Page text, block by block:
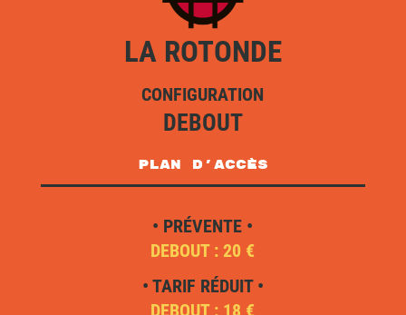
LA ROTONDE
CONFIGURATION
DEBOUT
plan d'accès
• PRÉVENTE •
DEBOUT : 20 €
• TARIF RÉDUIT •
DEBOUT : 18 €